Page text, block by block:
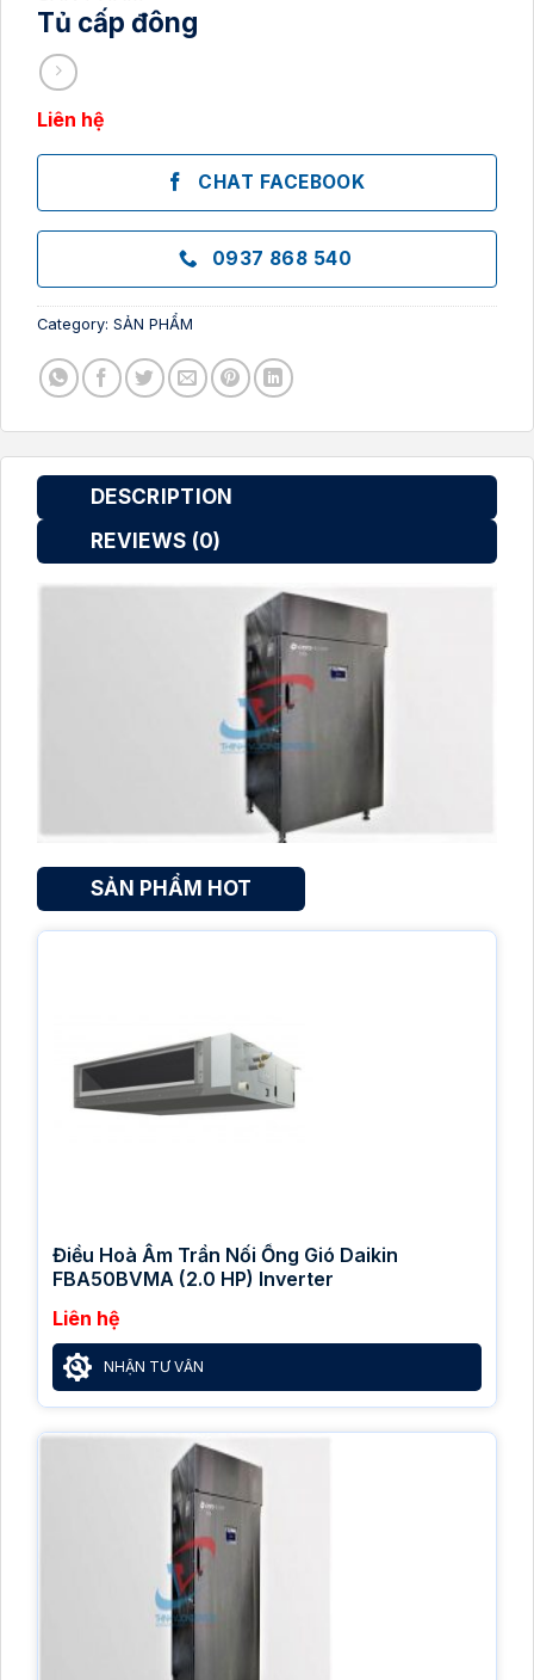
Tủ cấp đông
Liên hệ
CHAT FACEBOOK
0937 868 540
Category: SẢN PHẨM
DESCRIPTION
REVIEWS (0)
SẢN PHẨM HOT
Điều Hoà Âm Trần Nối Ống Gió Daikin
FBA50BVMA (2.0 HP) Inverter
Liên hệ
NHẬN TƯ VẤN